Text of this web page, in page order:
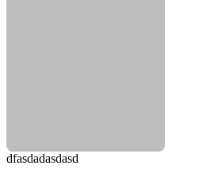
dfasdadasdasd